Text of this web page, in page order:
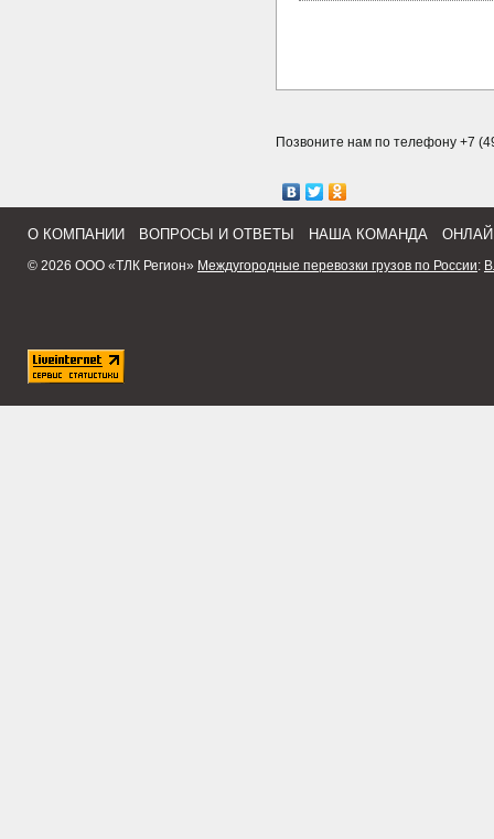
Позвоните нам по телефону +7
О КОМПАНИИ ВОПРОСЫ И ОТВЕТЫ НАША КОМАНДА
© 2026 ООО «ТЛК Регион» Междугородные перевозки грузов по России: